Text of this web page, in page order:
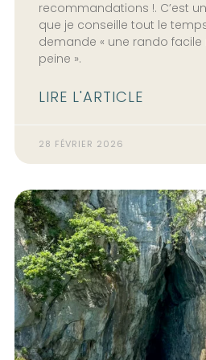
recommandations !. C’est
que je conseille tout le
demande « une rando
peine ».
LIRE L'ARTICLE
28 FÉVRIER 2026